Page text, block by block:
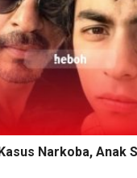
Narkoba, Anak